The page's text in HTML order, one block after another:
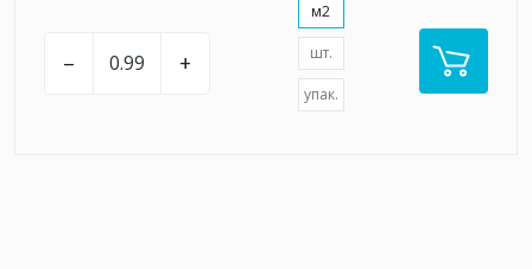
– +
м2
шт.
упак.